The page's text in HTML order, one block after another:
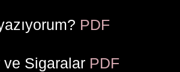
PDF
ve Sigaralar PDF